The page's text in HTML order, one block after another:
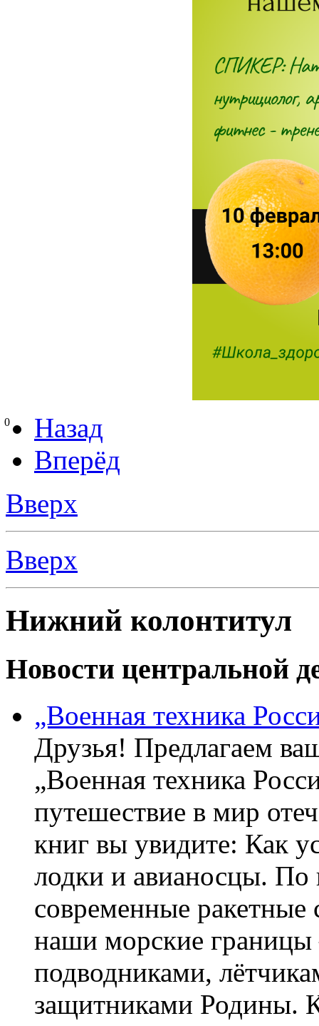
0
Назад
Вперёд
Вверх
Вверх
Нижний колонтитул
Новости центральной
„Военная техника
Друзья! Предлагаем
„Военная техника
путешествие в мир
книг вы увидите: Как
лодки и авианосцы.
современные ракетные
наши морские
подводниками,
защитниками Родины.